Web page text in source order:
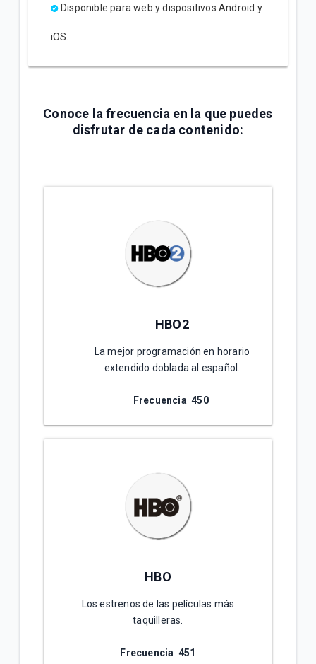
Disponible para web y dispositivos Android y
iOS.
Conoce la frecuencia en la que puedes
disfrutar de cada contenido:
HBO2
La mejor programación en horario
extendido doblada al español.
Frecuencia 450
HBO
Los estrenos de las películas más
taquilleras.
Frecuencia 451